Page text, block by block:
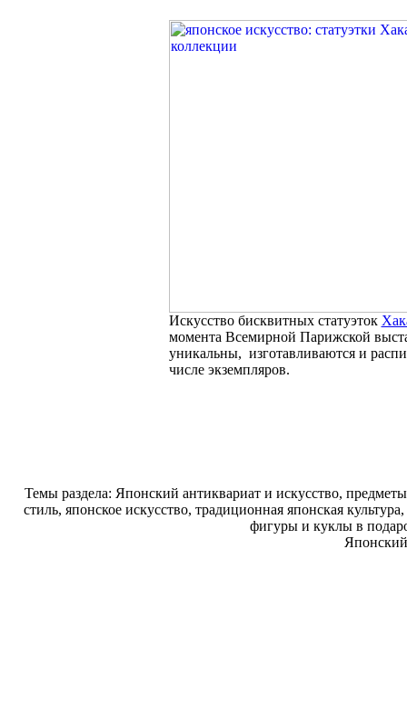
Искусство бисквитных статуэток
момента Всемирной Парижской
уникальны, изготавливаются и
числе экземпляров.
Темы раздела: Японский антиквариат и искусство,
стиль, японское искусство, традиционная японская
фигуры и куклы в